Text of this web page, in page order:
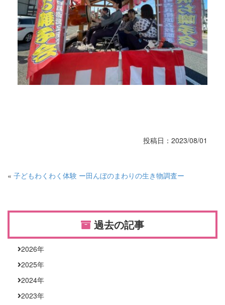
投稿日：2023/08/01
« 子どもわくわく体験 ー田んぼのまわりの生き物調査ー
過去の記事
2026年
2025年
2024年
2023年